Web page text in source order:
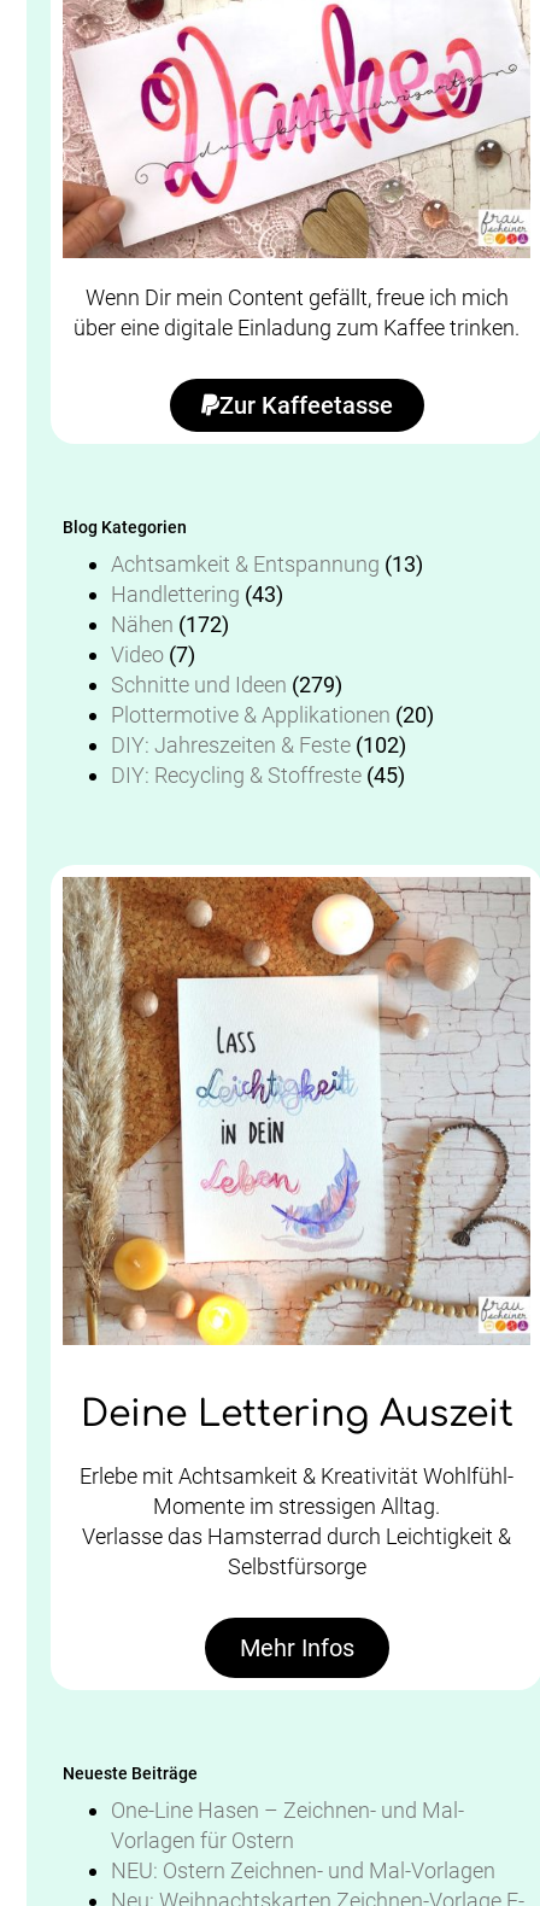
Wenn Dir mein Content gefällt, freue ich mich
über eine digitale Einladung zum Kaffee trinken.
Zur Kaffeetasse
Blog Kategorien
Achtsamkeit & Entspannung (13)
Handlettering (43)
Nähen (172)
Video (7)
Schnitte und Ideen (279)
Plottermotive & Applikationen (20)
DIY: Jahreszeiten & Feste (102)
DIY: Recycling & Stoffreste (45)
Deine Lettering Auszeit
Erlebe mit Achtsamkeit & Kreativität Wohlfühl-
Momente im stressigen Alltag.
Verlasse das Hamsterrad durch Leichtigkeit &
Selbstfürsorge
Mehr Infos
Neueste Beiträge
One-Line Hasen – Zeichnen- und Mal-
Vorlagen für Ostern
NEU: Ostern Zeichnen- und Mal-Vorlagen
Neu: Weihnachtskarten Zeichnen-Vorlage E-